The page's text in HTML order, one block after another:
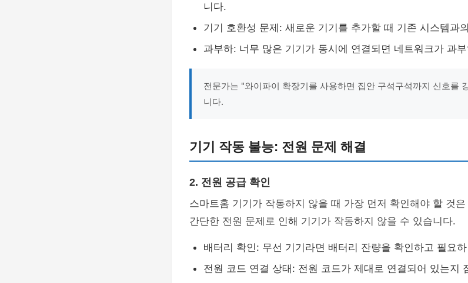
니다.
기기 호환성 문제: 새로운 기기를 추가할 때 기존 시스템과
과부하: 너무 많은 기기가 동시에 연결되면 네트워크가 과
전문가는 "와이파이 확장기를 사용하면 집안 구석구석까지 신호를
니다.
기기 작동 불능: 전원 문제 해결
2. 전원 공급 확인
스마트홈 기기가 작동하지 않을 때 가장 먼저 확인해야 할 것은
간단한 전원 문제로 인해 기기가 작동하지 않을 수 있습니다.
배터리 확인: 무선 기기라면 배터리 잔량을 확인하고 필요
전원 코드 연결 상태: 전원 코드가 제대로 연결되어 있는지